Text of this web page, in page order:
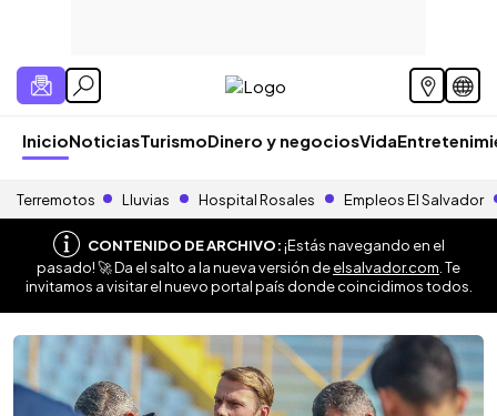
InicioNoticiasTurismoDinero y negociosVida
Terremotos Lluvias Hospital Rosales Empleos El Salvador
CONTENIDO DE ARCHIVO:¡Estás navegando en el
pasado! 🚀 Da el salto a la nueva versión deelsalvador.com . Te
invitamos a visitar el nuevo portal país donde coincidimos todos.